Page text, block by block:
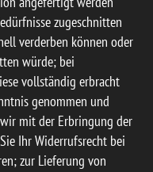
zugeschnitten
verderben können oder
würde; bei
vollständig erbracht
genommen und
mit der Erbringung der
Ihr Widerrufsrecht bei
zur Lieferung von